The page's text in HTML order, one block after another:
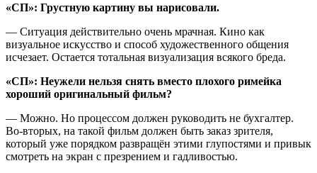
«СП»: Грустную картину вы нарисовали.
— Ситуация действительно очень мрачная. Кино как
визуальное искусство и способ художественного общения
исчезает. Остается тотальная визуализация всякого бреда.
«СП»: Неужели нельзя снять вместо плохого римейка
хороший оригинальный фильм?
— Можно. Но процессом должен руководить не бухгалтер.
Во-вторых, на такой фильм должен быть заказ зрителя,
который уже порядком развращён этими глупостями и привык
смотреть на экран с презрением и гадливостью.